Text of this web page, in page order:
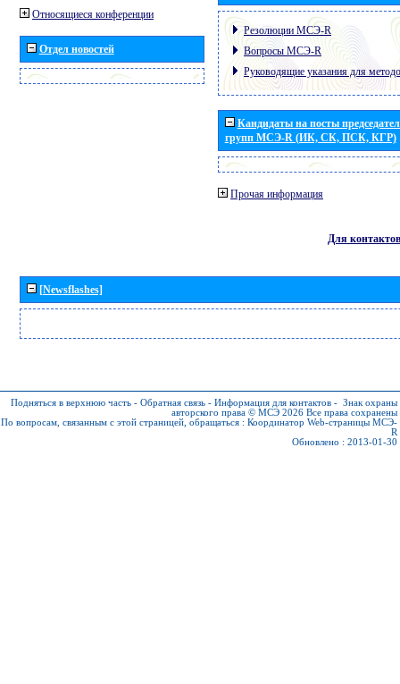
Относящиеся конференции
Отдел новостей
Резолюции МСЭ-R
Вопросы МСЭ-R
Руководящие указания для
Кандидаты на посты
групп МСЭ-R (ИК, СК, ПСК, КГР)
Прочая информация
Для контактов
[Newsflashes]
Подняться в верхнюю часть - Обратная связь - Информация для контактов - Знак охраны
авторского права © МСЭ 2026 Все права сохранены
По вопросам, связанным с этой страницей, обращаться : Координатор Web-страницы МСЭ-
R
Обновлено : 2013-01-30